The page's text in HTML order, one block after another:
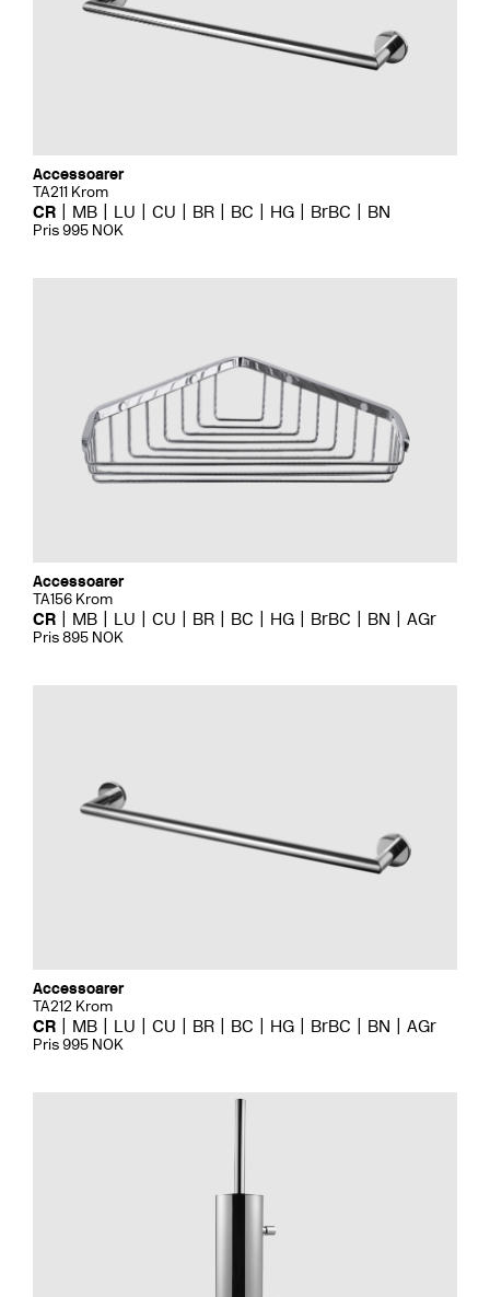
Accessoarer
TA211 Krom
CR MB LU CU BR BC HG BrBC BN
Pris 995 NOK
Accessoarer
TA156 Krom
CR MB LU CU BR BC HG BrBC BN AGr
Pris 895 NOK
Accessoarer
TA212 Krom
CR MB LU CU BR BC HG BrBC BN AGr
Pris 995 NOK